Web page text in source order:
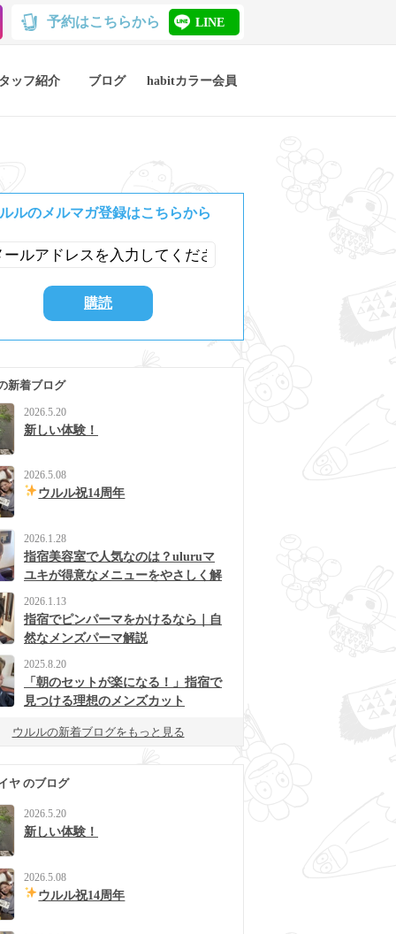
予約はこちらから LINE
ッフ紹介 ブログ habitカラー会員
ルのメルマガ登録はこちらから
新着ブログ
2026.5.20
新しい体験！
2026.5.08
ウルル祝14周年
2026.1.28
指宿美容室で人気なのは？uluruマ
ユキが得意なメニューをやさしく解
2026.1.13
指宿でピンパーマをかけるなら｜自
然なメンズパーマ解説
2025.8.20
「朝のセットが楽になる！」指宿で
見つける理想のメンズカット
ウルルの新着ブログをもっと見る
ヤ のブログ
2026.5.20
新しい体験！
2026.5.08
ウルル祝14周年